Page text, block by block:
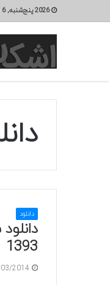
2026 پنج‌شنبه, 6 آگوست
دانلود
1393
2014